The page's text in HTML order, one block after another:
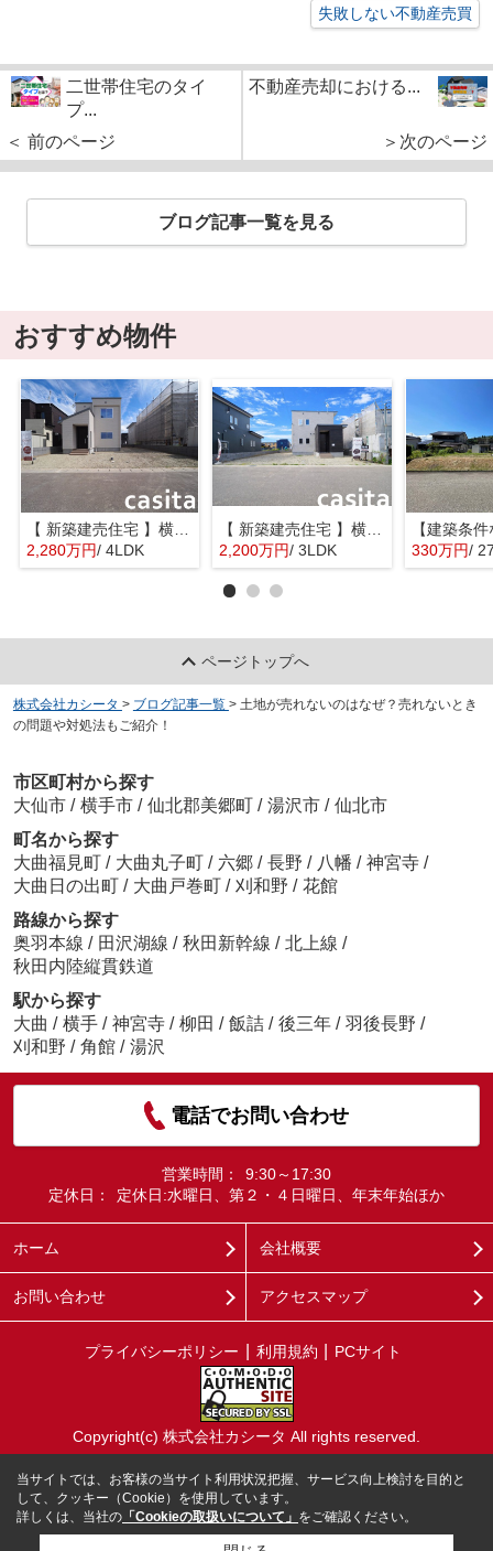
失敗しない不動産売買
二世帯住宅のタイ
プ...
＜ 前のページ
不動産売却における...
＞次のページ
ブログ記事一覧を見る
おすすめ物件
【 新築建売住宅 】横手市八幡字長者町No58 横手北小学校区のオール電化 4LDK
2,280万円/ 4LDK
【 新築建売住宅 】横手市八幡字長者町No50 横手北小学校区のオール電化 3LDK
2,200万円/ 3LDK 330万円/
ページトップへ
株式会社カシータ > ブログ記事一覧 > 土地が売れないのはなぜ？売れないとき
の問題や対処法もご紹介！
市区町村から探す
大仙市 / 横手市 / 仙北郡美郷町 / 湯沢市 / 仙北市
町名から探す
大曲福見町 / 大曲丸子町 / 六郷 / 長野 / 八幡 / 神宮寺 /
大曲日の出町 / 大曲戸巻町 / 刈和野 / 花館
路線から探す
奥羽本線 / 田沢湖線 / 秋田新幹線 / 北上線 /
秋田内陸縦貫鉄道
駅から探す
大曲 / 横手 / 神宮寺 / 柳田 / 飯詰 / 後三年 / 羽後長野 /
刈和野 / 角館 / 湯沢
電話でお問い合わせ
営業時間：
9:30～17:30
定休日：
定休日:水曜日、第２・４日曜日、年末年始ほか
ホーム 会社概要
お問い合わせ アクセスマップ
プライバシーポリシー 利用規約 PCサイト
Copyright(c) 株式会社カシータ All rights reserved.
当サイトでは、お客様の当サイト利用状況把握、サービス向上検討を目的と
して、クッキー（Cookie）を使用しています。
詳しくは、当社の 「Cookieの取扱いについて」 をご確認ください。